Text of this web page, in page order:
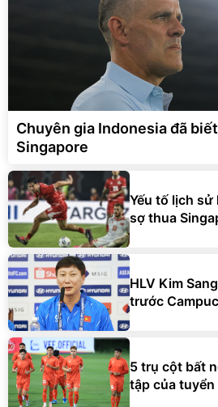
Chuyên gia Indonesia đã
Singapore
Yếu tố lịch sử
sợ thua
HLV Kim
trước
5 trụ cột bất
tập của tuyển